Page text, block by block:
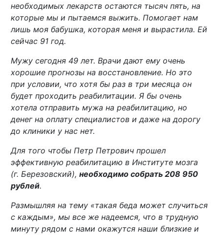
необходимых лекарств остаются тысяч пять, на
которые мы и пытаемся выжить. Помогает нам
лишь моя бабушка, которая меня и вырастила. Ей
сейчас 91 год.
Мужу сегодня 49 лет. Врачи дают ему очень
хорошие прогнозы на восстановление. Но это
при условии, что хотя бы раз в три месяца он
будет проходить реабилитации. Я бы очень
хотела отправить мужа на реабилитацию, но
денег на оплату специалистов и даже на дорогу
до клиники у нас нет.
Для того чтобы Петр Петрович прошел
эффективную реабилитацию в Институте мозга
(г. Березовский),необходимо собрать 208 950
рублей.
Размышляя на тему «такая беда может случиться
с каждым», мы все же надеемся, что в трудную
минуту рядом с нами окажутся наши близкие и